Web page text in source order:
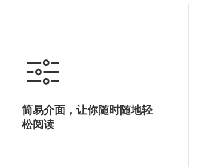
简易介面，让你随时随地轻
松阅读